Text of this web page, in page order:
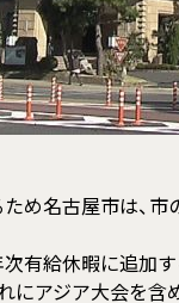
め名古屋市は、市
有給休暇に追加
にアジア大会を含